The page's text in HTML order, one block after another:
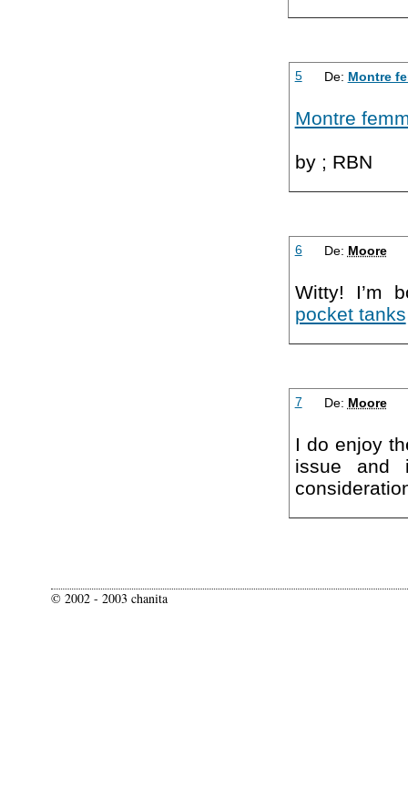
5 De: Montre
Montre
by ; RBN
6 De: Moore
Witty! I’m
pocket tanks
7 De: Moore
I do enjoy
issue and
© 2002 - 2003 chanita